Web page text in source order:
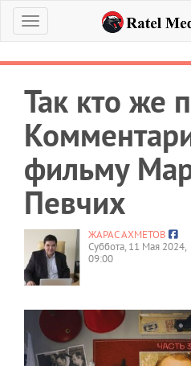
Меню
Так кто же
фильму
Певчих
ЖАРАС АХМЕТОВ
Суббота, 11 Мая 2024,
09:00